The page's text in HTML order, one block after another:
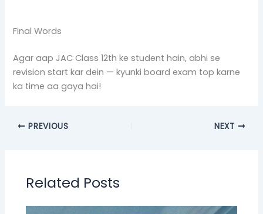
Final Words
Agar aap JAC Class 12th ke student hain, abhi se
revision start kar dein — kyunki board exam top karne
ka time aa gaya hai!
PREVIOUS NEXT
Related Posts